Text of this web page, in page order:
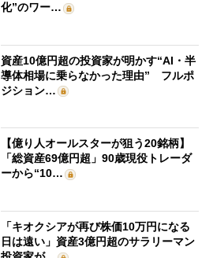
化”のワー…
資産10億円超の投資家が明かす“AI・半
導体相場に乗らなかった理由” フルポ
ジション…
【億り人オールスターが狙う20銘柄】
「総資産69億円超」90歳現役トレーダ
ーから“10…
「キオクシアが再び株価10万円になる
日は遠い」資産3億円超のサラリーマン